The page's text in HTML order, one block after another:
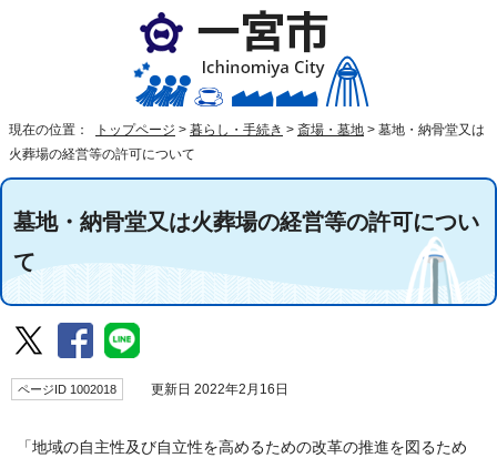
現在の位置： トップページ > 暮らし・手続き > 斎場・墓地 > 墓地・納骨堂又は
火葬場の経営等の許可について
墓地・納骨堂又は火葬場の経営等の許可につい
て
ページID 1002018 更新日 2022年2月16日
「地域の自主性及び自立性を高めるための改革の推進を図るため